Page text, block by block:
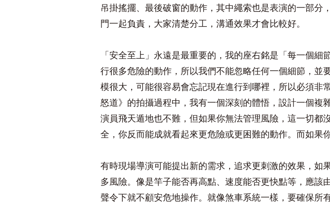
吊掛搖擺、最後破窗的動作，其中繩索也是表演的一部
門一起負責，大家清楚分工，溝通效果才會比較好。
「安全至上」永遠是最重要的，我的座右銘是「每一個
行很多危險的動作，所以我們不能忽略任何一個細節，並
模很大，可能很容易會忘記現在進行到哪裡，所以必須
怒道》的拍攝過程中，我有一個深刻的體悟，設計一個
演員飛天遁地也不難，但如果你無法管理風險，這一切
全，你反而能成就看起來更危險或更困難的動作。而如果
有時現場導演可能提出新的需求，追求更刺激的效果，如
多風險。像是竿子能否再高點、速度能否更快點等，應
聲令下就不顧安危地操作。就像煞車系統一樣，要確保